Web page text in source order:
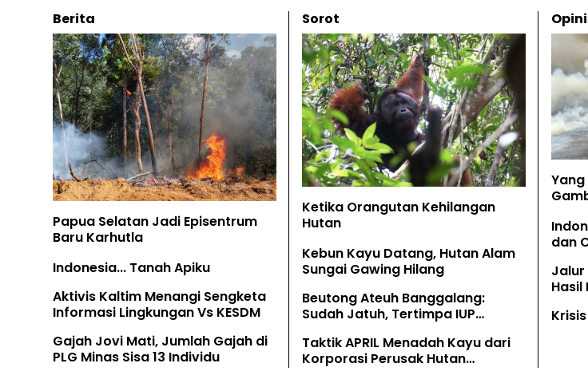
Berita
Papua Selatan Jadi Episentrum
Baru Karhutla
Indonesia... Tanah Apiku
Aktivis Kaltim Menangi Sengketa
Informasi Lingkungan Vs KESDM
Gajah Jovi Mati, Jumlah Gajah di
PLG Minas Sisa 13 Individu
Sorot
Ketika Orangutan Kehilangan
Hutan
Kebun Kayu Datang, Hutan Alam
Sungai Gawing Hilang
Beutong Ateuh Banggalang:
Sudah Jatuh, Tertimpa IUP
Taktik APRIL Menadah Kayu dari
Korporasi Perusak Hutan
Opini
dan
Jalur
Hasil